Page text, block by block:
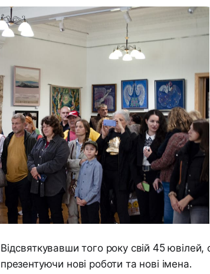
Відсвяткувавши того року свій 45
презентуючи нові роботи та нові імена.